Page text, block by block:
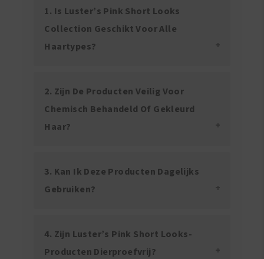
1. Is Luster’s Pink Short Looks
Collection Geschikt Voor Alle
Haartypes?
2. Zijn De Producten Veilig Voor
Chemisch Behandeld Of Gekleurd
Haar?
3. Kan Ik Deze Producten Dagelijks
Gebruiken?
4. Zijn Luster’s Pink Short Looks-
Producten Dierproefvrij?